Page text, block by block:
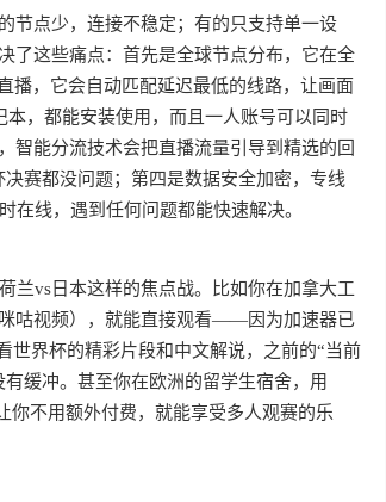
点少，连接不稳定；有的只支持单一设
了这些痛点：首先是全球节点分布，它在全
播，它会自动匹配延迟最低的线路，让画面
，都能安装使用，而且一人账号可以同时
智能分流技术会把直播流量引导到精选的回
赛都没问题；第四是数据安全加密，专线
在线，遇到任何问题都能快速解决。
兰vs日本这样的焦点战。比如你在加拿大工
咕视频），就能直接观看——因为加速器已
世界杯的精彩片段和中文解说，之前的“当前
缓冲。甚至你在欧洲的留学生宿舍，用
你不用额外付费，就能享受多人观赛的乐